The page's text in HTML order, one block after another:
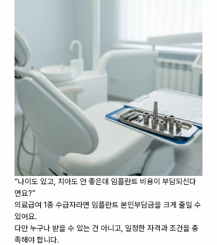
“나이도 있고, 치아도 안 좋은데 임플란트 비용이 부담되신다
면요?”
의료급여 1종 수급자라면 임플란트 본인부담금을 크게 줄일 수
있어요.
다만 누구나 받을 수 있는 건 아니고, 일정한 자격과 조건을 충
족해야 합니다.